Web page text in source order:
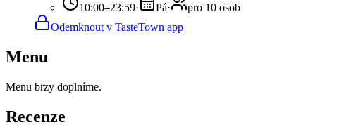
10:00–23:59· Pá·
pro 10 osob
Odemknout v TasteTown app
Menu
Menu brzy doplníme.
Recenze